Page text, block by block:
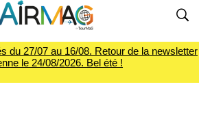
du 27/07 au 16/08. Retour de la newsletter
le 24/08/2026. Bel été !